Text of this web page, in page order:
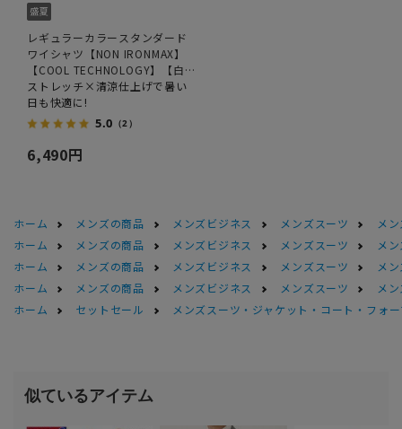
レギュラーカラースタンダード
ワイシャツ【NON IRONMAX】
【COOL TECHNOLOGY】【白
無地】
ストレッチ×清涼仕上げで暑い
日も快適に!
5.0 （2）
6,490円
ホーム メンズの商品 メンズビジネス メンズスーツ
メ
ホーム
メンズの商品 メンズビジネス メンズスーツ
メ
ホーム
メンズの商品 メンズビジネス メンズスーツ
メ
ホーム
メンズの商品 メンズビジネス メンズスーツ
メ
ホーム
セットセール メンズスーツ・ジャケット・コート・フォ